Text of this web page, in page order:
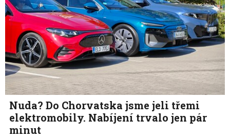
Nuda? Do Chorvatska jsme jeli třemi
elektromobily. Nabíjení trvalo jen pár
minut